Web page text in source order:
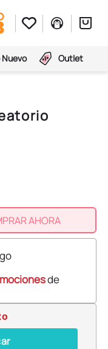
Nuevo Outlet
AHORA
de